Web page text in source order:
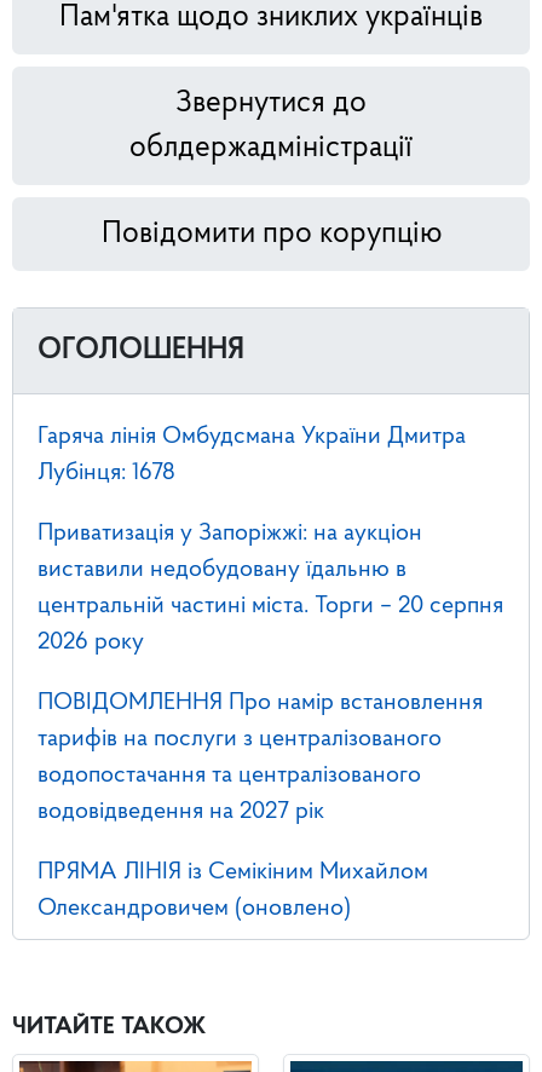
Пам'ятка щодо зниклих українців
Звернутися до
облдержадміністрації
Повідомити про корупцію
ОГОЛОШЕННЯ
Гаряча лінія Омбудсмана України Дмитра
Лубінця: 1678
Приватизація у Запоріжжі: на аукціон
виставили недобудовану їдальню в
центральній частині міста. Торги – 20 серпня
2026 року
ПОВІДОМЛЕННЯ Про намір встановлення
тарифів на послуги з централізованого
водопостачання та централізованого
водовідведення на 2027 рік
ПРЯМА ЛІНІЯ із Семікіним Михайлом
Олександровичем (оновлено)
ЧИТАЙТЕ ТАКОЖ